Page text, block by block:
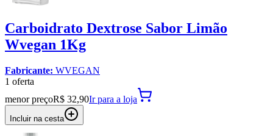
Carboidrato Dextrose Sabor Limão
Wvegan 1Kg
Fabricante: WVEGAN
1 oferta
menor preçoR$ 32,90Ir para a loja
Incluir na cesta